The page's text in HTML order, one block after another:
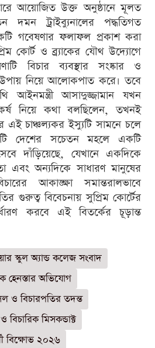
আয়োজিত উক্ত অনুষ্ঠানে মূলত
দমন ট্রাইব্যুনালের পদ্ধতিগত
গবেষণার ফলাফল প্রকাশ করা
কোর্ট ও ব্র্যাকের যৌথ উদ্যোগে
বিচার ব্যবস্থার সংষ্কার ও
উপায় নিয়ে আলোকপাত করে। তবে
আইনমন্ত্রী আসাদুজ্জামান যখন
নিয়ে কথা বলছিলেন, তখনই
এই চাঞ্চল্যকর ইস্যুটি সামনে চলে
দেশের সচেতন মহলে একটি
দাঁড়িয়েছে, যেখানে একদিকে
এবং অন্যদিকে সাধারণ মানুষের
আকাঙ্ক্ষা সমান্তরালভাবে
গুরুত্ব বিবেচনায় সুপ্রিম কোর্টের
করবে এই বিতর্কের চূড়ান্ত
স্কুল অ্যান্ড কলেজ সংবাদ
হেনস্তার অভিযোগ
ও বিচারপতির তদন্ত
মিসকন্ডাক্ট
বিক্ষোভ ২০২৬